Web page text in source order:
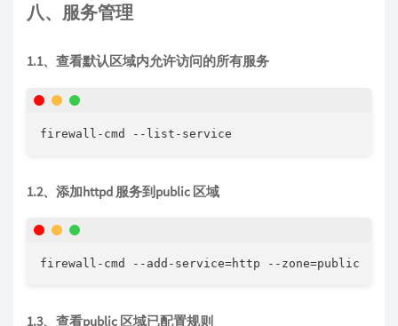
八、服务管理
1.1、查看默认区域内允许访问的所有服务
firewall-cmd --list-service
1.2、添加httpd 服务到public 区域
firewall-cmd --add-service=http --zone=public
1.3、查看public 区域已配置规则